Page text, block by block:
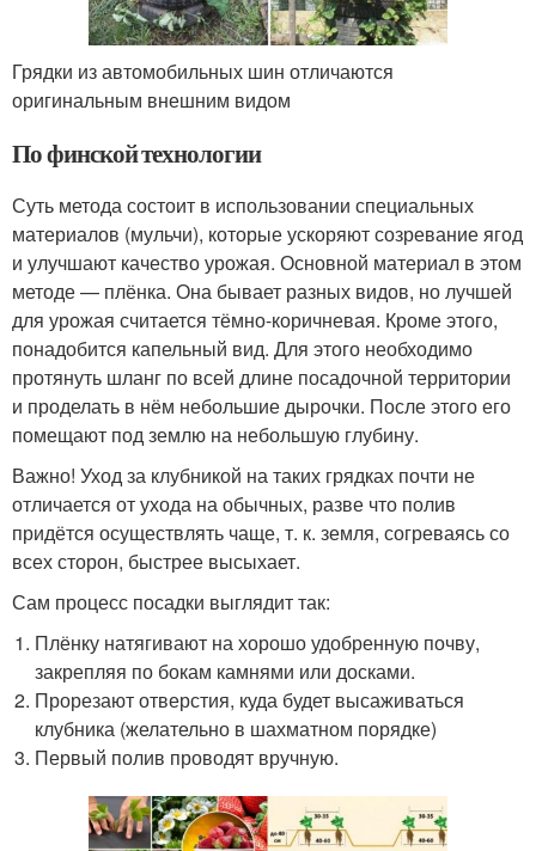
Грядки из автомобильных шин отличаются
оригинальным внешним видом
По финской технологии
Суть метода состоит в использовании специальных
материалов (мульчи), которые ускоряют созревание ягод
и улучшают качество урожая. Основной материал в этом
методе — плёнка. Она бывает разных видов, но лучшей
для урожая считается тёмно-коричневая. Кроме этого,
понадобится капельный вид. Для этого необходимо
протянуть шланг по всей длине посадочной территории
и проделать в нём небольшие дырочки. После этого его
помещают под землю на небольшую глубину.
Важно! Уход за клубникой на таких грядках почти не
отличается от ухода на обычных, разве что полив
придётся осуществлять чаще, т. к. земля, согреваясь со
всех сторон, быстрее высыхает.
Сам процесс посадки выглядит так:
Плёнку натягивают на хорошо удобренную почву,
закрепляя по бокам камнями или досками.
Прорезают отверстия, куда будет высаживаться
клубника (желательно в шахматном порядке)
Первый полив проводят вручную.